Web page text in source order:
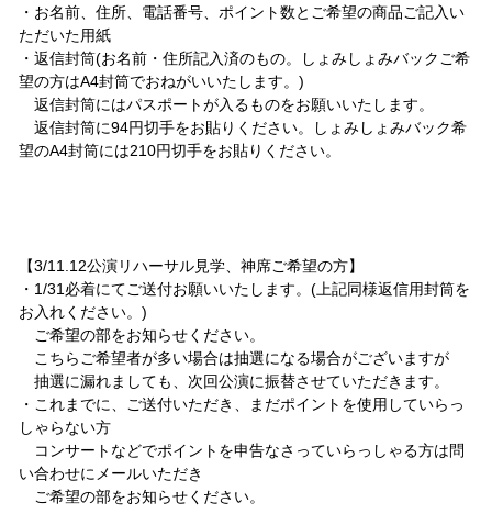
・お名前、住所、電話番号、ポイント数とご希望の商品ご記入い
ただいた用紙
・返信封筒(お名前・住所記入済のもの。しょみしょみバックご希
望の方はA4封筒でおねがいいたします。)
返信封筒にはパスポートが入るものをお願いいたします。
返信封筒に94円切手をお貼りください。しょみしょみバック希
望のA4封筒には210円切手をお貼りください。
【3/11.12公演リハーサル見学、神席ご希望の方】
・1/31必着にてご送付お願いいたします。(上記同様返信用封筒を
お入れください。)
ご希望の部をお知らせください。
こちらご希望者が多い場合は抽選になる場合がございますが
抽選に漏れましても、次回公演に振替させていただきます。
・ これまでに、ご送付いただき、
まだポイントを使用していらっ
しゃらない方
コンサートなどでポイントを申告なさっていらっしゃる方は問
い合わせにメールいただき
ご希望の部をお知らせください。